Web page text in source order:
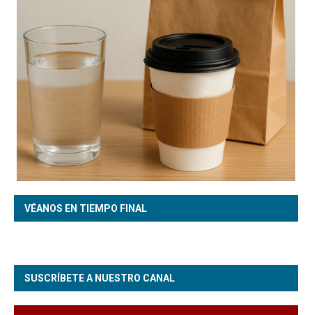
VÉANOS EN TIEMPO FINAL
SUSCRÍBETE A NUESTRO CANAL